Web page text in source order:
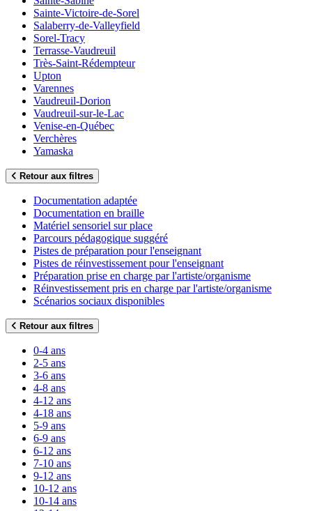
Sainte-Victoire-de-Sorel
Salaberry-de-Valleyfield
Sorel-Tracy
Terrasse-Vaudreuil
Très-Saint-Rédempteur
Upton
Varennes
Vaudreuil-Dorion
Vaudreuil-sur-le-Lac
Venise-en-Québec
Verchères
Yamaska
Retour aux filtres
Documentation adaptée
Documentation en braille
Matériel sensoriel sur place
Parcours pédagogique suggéré
Pistes de préparation pour l'enseignant
Pistes de réinvestissement pour l'enseignant
Préparation prise en charge par l'artiste/organisme
Réinvestissement pris en charge par l'artiste/organisme
Scénarios sociaux disponibles
Retour aux filtres
0-4 ans
2-5 ans
3-6 ans
4-8 ans
4-12 ans
4-18 ans
5-9 ans
6-9 ans
6-12 ans
7-10 ans
9-12 ans
10-12 ans
10-14 ans